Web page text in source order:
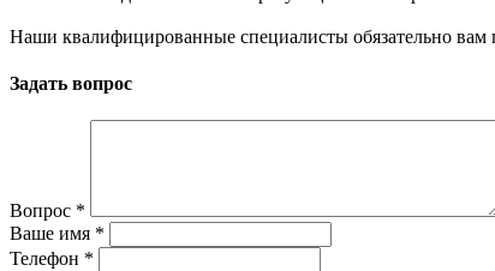
Наши квалифицированные специалисты обязательно вам
Задать вопрос
Вопрос *
Ваше имя *
Телефон *